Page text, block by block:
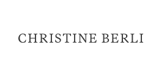
springen